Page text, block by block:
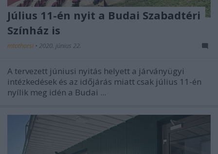
Július 11-én nyit a Budai Szabadtéri
Színház is
mtothorsi • 2020. június 22.
A tervezett júniusi nyitás helyett a járványügyi
intézkedések és az időjárás miatt csak július 11-én
nyílik meg idén a Budai ...